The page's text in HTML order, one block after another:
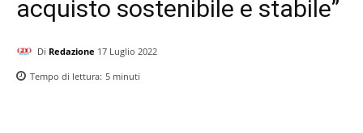
acquisto sostenibile e stabile”
Di Redazione 17 Luglio 2022
Tempo di lettura: 5 minuti